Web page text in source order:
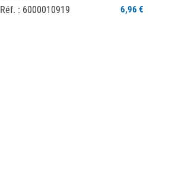
Réf. : 6000010919
6,96 €